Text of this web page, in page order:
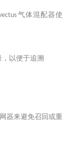
气体混配器使
，以便于追溯
网器来避免召回或重